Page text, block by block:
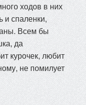
ходов в них
и спаленки,
Всем бы
да
курочек, любит
не помилует